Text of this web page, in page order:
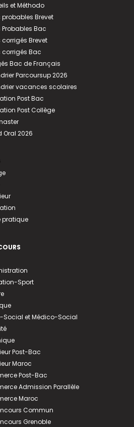
et Méthodo
probables Brevet
Probables Bac
corrigés Brevet
corrigés Bac
Bac de Français
Parcoursup 2026
vacances scolaires
Post Bac
Post Collège
Oral 2026
pratique
Sport
Social et Médico-Social
Post-Bac
Maroc
Post-Bac
Admission Parallèle
Maroc
Commun
Grenoble